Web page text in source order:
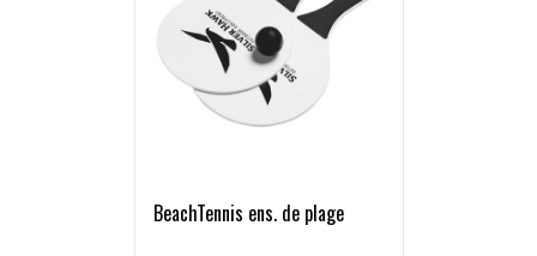
BeachTennis ens. de plage